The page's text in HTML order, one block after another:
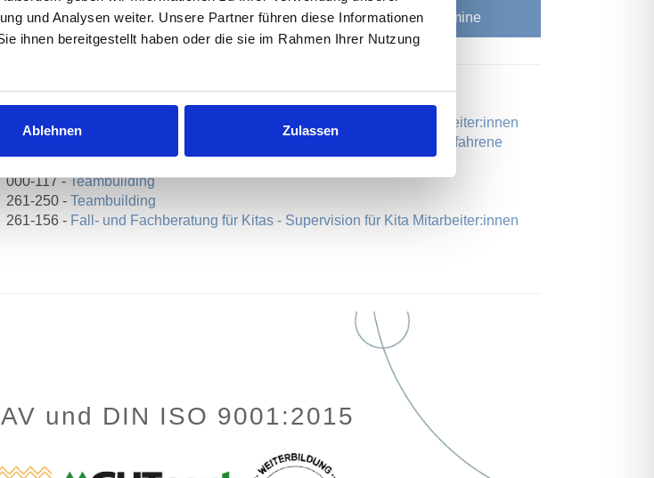
und Analysen weiter. Unsere Partner führen diese Informationen
ihnen bereitgestellt haben oder die sie im Rahmen Ihrer Nutzung
Ablehnen Zulassen
Jetzt anmelden
Download der Kurstermine
Weitere Kurse
000-103 -
Fall- und Fachberatung für Kitas - Supervision für Kita Mitarbeiter:innen
Kinderschutzfachkraft – Zertifikatsausbildung zur "Insoweit erfahrene
Fachkraft" InsoFa
000-117 -Teambuilding
261-250 - Teambuilding
261-156 - Fall- und Fachberatung für Kitas - Supervision für Kita Mitarbeiter:innen
und DIN ISO 9001:2015